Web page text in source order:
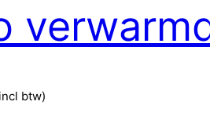
incl btw)